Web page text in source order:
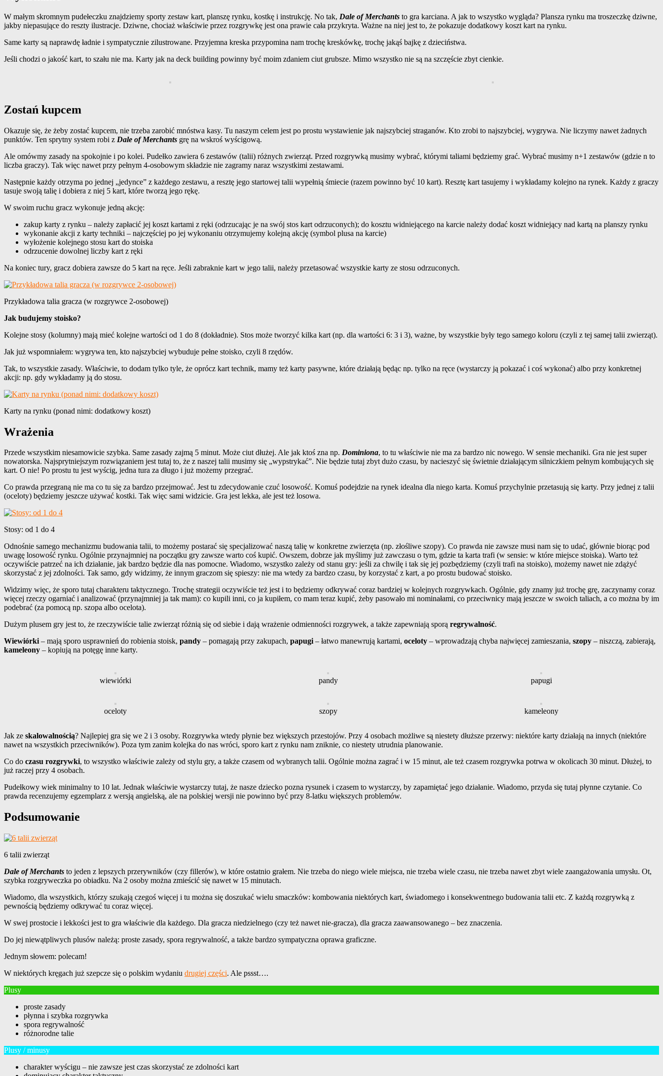
W małym skromnym pudełeczku znajdziemy sporty zestaw kart, planszę rynku, kostkę i instrukcję. No tak, Dale of Merchants to gra karciana. A jak to wszystko wygląda? Plansza rynku ma troszeczkę dziwne,
jakby niepasujące do reszty ilustracje. Dziwne, chociaż właściwie przez rozgrywkę jest ona prawie cała przykryta. Ważne na niej jest to, że pokazuje dodatkowy koszt kart na rynku.
Same karty są naprawdę ładnie i sympatycznie zilustrowane. Przyjemna kreska przypomina nam trochę kreskówkę, trochę jakąś bajkę z dzieciństwa.
Jeśli chodzi o jakość kart, to szału nie ma. Karty jak na deck building powinny być moim zdaniem ciut grubsze. Mimo wszystko nie są na szczęście zbyt cienkie.
Zostań kupcem
Okazuje się, że żeby zostać kupcem, nie trzeba zarobić mnóstwa kasy. Tu naszym celem jest po prostu wystawienie jak najszybciej straganów. Kto zrobi to najszybciej, wygrywa. Nie liczymy nawet żadnych
punktów. Ten sprytny system robi z Dale of Merchants grę na wskroś wyścigową.
Ale omówmy zasady na spokojnie i po kolei. Pudełko zawiera 6 zestawów (talii) różnych zwierząt. Przed rozgrywką musimy wybrać, którymi taliami będziemy grać. Wybrać musimy n+1 zestawów (gdzie n to
liczba graczy). Tak więc nawet przy pełnym 4-osobowym składzie nie zagramy naraz wszystkimi zestawami.
Następnie każdy otrzyma po jednej „jedynce” z każdego zestawu, a resztę jego startowej talii wypełnią śmiecie (razem powinno być 10 kart). Resztę kart tasujemy i wykładamy kolejno na rynek. Każdy z graczy
tasuje swoją talię i dobiera z niej 5 kart, które tworzą jego rękę.
W swoim ruchu gracz wykonuje jedną akcję:
zakup karty z rynku – należy zapłacić jej koszt kartami z ręki (odrzucając je na swój stos kart odrzuconych); do kosztu widniejącego na karcie należy dodać koszt widniejący nad kartą na planszy rynku
wykonanie akcji z karty techniki – najczęściej po jej wykonaniu otrzymujemy kolejną akcję (symbol plusa na karcie)
wyłożenie kolejnego stosu kart do stoiska
odrzucenie dowolnej liczby kart z ręki
Na koniec tury, gracz dobiera zawsze do 5 kart na ręce. Jeśli zabraknie kart w jego talii, należy przetasować wszystkie karty ze stosu odrzuconych.
Przykładowa talia gracza (w rozgrywce 2-osobowej)
Jak budujemy stoisko?
Kolejne stosy (kolumny) mają mieć kolejne wartości od 1 do 8 (dokładnie). Stos może tworzyć kilka kart (np. dla wartości 6: 3 i 3), ważne, by wszystkie były tego samego koloru (czyli z tej samej talii zwierząt).
Jak już wspomniałem: wygrywa ten, kto najszybciej wybuduje pełne stoisko, czyli 8 rzędów.
Tak, to wszystkie zasady. Właściwie, to dodam tylko tyle, że oprócz kart technik, mamy też karty pasywne, które działają będąc np. tylko na ręce (wystarczy ją pokazać i coś wykonać) albo przy konkretnej
akcji: np. gdy wykładamy ją do stosu.
Karty na rynku (ponad nimi: dodatkowy koszt)
Wrażenia
Przede wszystkim niesamowicie szybka. Same zasady zajmą 5 minut. Może ciut dłużej. Ale jak ktoś zna np. Dominiona, to tu właściwie nie ma za bardzo nic nowego. W sensie mechaniki. Gra nie jest super
nowatorska. Najsprytniejszym rozwiązaniem jest tutaj to, że z naszej talii musimy się „wypstrykać”. Nie będzie tutaj zbyt dużo czasu, by nacieszyć się świetnie działającym silniczkiem pełnym kombujących się
kart. O nie! Po prostu tu jest wyścig, jedna tura za długo i już możemy przegrać.
Co prawda przegraną nie ma co tu się za bardzo przejmować. Jest tu zdecydowanie czuć losowość. Komuś podejdzie na rynek idealna dla niego karta. Komuś przychylnie przetasują się karty. Przy jednej z talii
(oceloty) będziemy jeszcze używać kostki. Tak więc sami widzicie. Gra jest lekka, ale jest też losowa.
Stosy: od 1 do 4
Odnośnie samego mechanizmu budowania talii, to możemy postarać się specjalizować naszą talię w konkretne zwierzęta (np. złośliwe szopy). Co prawda nie zawsze musi nam się to udać, głównie biorąc pod
uwagę losowość rynku. Ogólnie przynajmniej na początku gry zawsze warto coś kupić. Owszem, dobrze jak myślimy już zawczasu o tym, gdzie ta karta trafi (w sensie: w które miejsce stoiska). Warto też
oczywiście patrzeć na ich działanie, jak bardzo będzie dla nas pomocne. Wiadomo, wszystko zależy od stanu gry: jeśli za chwilę i tak się jej pozbędziemy (czyli trafi na stoisko), możemy nawet nie zdążyć
skorzystać z jej zdolności. Tak samo, gdy widzimy, że innym graczom się spieszy: nie ma wtedy za bardzo czasu, by korzystać z kart, a po prostu budować stoisko.
Widzimy więc, że sporo tutaj charakteru taktycznego. Trochę strategii oczywiście też jest i to będziemy odkrywać coraz bardziej w kolejnych rozgrywkach. Ogólnie, gdy znamy już trochę grę, zaczynamy coraz
więcej rzeczy ogarniać i analizować (przynajmniej ja tak mam): co kupili inni, co ja kupiłem, co mam teraz kupić, żeby pasowało mi nominałami, co przeciwnicy mają jeszcze w swoich taliach, a co można by im
podebrać (za pomocą np. szopa albo ocelota).
Dużym plusem gry jest to, że rzeczywiście talie zwierząt różnią się od siebie i dają wrażenie odmienności rozgrywek, a także zapewniają sporą regrywalność.
Wiewiórki– mają sporo usprawnień do robienia stoisk, pandy – pomagają przy zakupach, papugi– łatwo manewrują kartami, oceloty – wprowadzają chyba najwięcej zamieszania, szopy – niszczą, zabierają,
kameleony – kopiują na potęgę inne karty.
wiewiórki pandy papugi
oceloty szopy kameleony
Jak ze skalowalnością? Najlepiej gra się we 2 i 3 osoby. Rozgrywka wtedy płynie bez większych przestojów. Przy 4 osobach możliwe są niestety dłuższe przerwy: niektóre karty działają na innych (niektóre
nawet na wszystkich przeciwników). Poza tym zanim kolejka do nas wróci, sporo kart z rynku nam zniknie, co niestety utrudnia planowanie.
Co do czasu rozgrywki, to wszystko właściwie zależy od stylu gry, a także czasem od wybranych talii. Ogólnie można zagrać i w 15 minut, ale też czasem rozgrywka potrwa w okolicach 30 minut. Dłużej, to
już raczej przy 4 osobach.
Pudełkowy wiek minimalny to 10 lat. Jednak właściwie wystarczy tutaj, że nasze dziecko pozna rysunek i czasem to wystarczy, by zapamiętać jego działanie. Wiadomo, przyda się tutaj płynne czytanie. Co
prawda recenzujemy egzemplarz z wersją angielską, ale na polskiej wersji nie powinno być przy 8-latku większych problemów.
Podsumowanie
6 talii zwierząt
Dale of Merchants to jeden z lepszych przerywników (czy fillerów), w które ostatnio grałem. Nie trzeba do niego wiele miejsca, nie trzeba wiele czasu, nie trzeba nawet zbyt wiele zaangażowania umysłu. Ot,
szybka rozgryweczka po obiadku. Na 2 osoby można zmieścić się nawet w 15 minutach.
Wiadomo, dla wszystkich, którzy szukają czegoś więcej i tu można się doszukać wielu smaczków: kombowania niektórych kart, świadomego i konsekwentnego budowania talii etc. Z każdą rozgrywką z
pewnością będziemy odkrywać tu coraz więcej.
W swej prostocie i lekkości jest to gra właściwie dla każdego. Dla gracza niedzielnego (czy też nawet nie-gracza), dla gracza zaawansowanego – bez znaczenia.
Do jej niewątpliwych plusów należą: proste zasady, spora regrywalność, a także bardzo sympatyczna oprawa graficzne.
Jednym słowem: polecam!
W niektórych kręgach już szepcze się o polskim wydaniu drugiej części. Ale pssst….
Plusy
proste zasady
płynna i szybka rozgrywka
spora regrywalność
różnorodne talie
Plusy / minusy
charakter wyścigu – nie zawsze jest czas skorzystać ze zdolności kart